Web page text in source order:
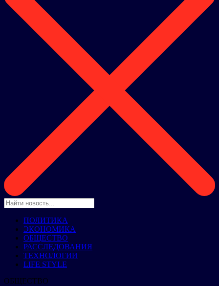
ПОЛИТИКА
ЭКОНОМИКА
ОБЩЕСТВО
РАССЛЕДОВАНИЯ
ТЕХНОЛОГИИ
LIFE STYLE
ОБЩЕСТВО